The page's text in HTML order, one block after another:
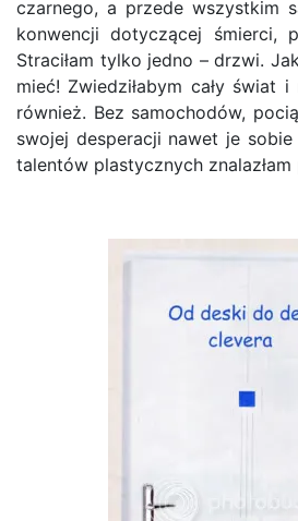
czarnego, a przede wszystkim
konwencji dotyczącej śmierci,
Straciłam tylko jedno – drzwi.
mieć! Zwiedziłabym cały świat
również. Bez samochodów,
swojej desperacji nawet je sobie
talentów plastycznych